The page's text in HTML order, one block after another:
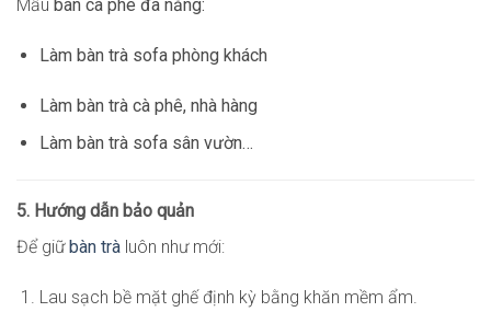
Mẫu bàn cà phê đa năng:
Làm bàn trà sofa phòng khách
Làm bàn trà cà phê, nhà hàng
Làm bàn trà sofa sân vườn…
5. Hướng dẫn bảo quản
Để giữ bàn trà luôn như mới:
Lau sạch bề mặt ghế định kỳ bằng khăn mềm ẩm.